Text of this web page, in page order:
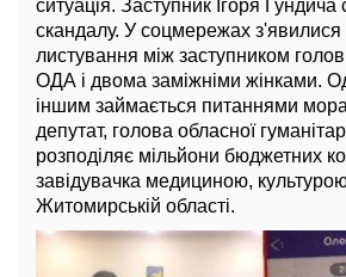
ситуація. Заступник Ігоря Гундича
скандалу. У соцмережах з'явилися
листування між заступником
ОДА і двома заміжніми жінками.
іншим займається питаннями
депутат, голова обласної
розподіляє мільйони бюджетних
завідувачка медициною,
Житомирській області.